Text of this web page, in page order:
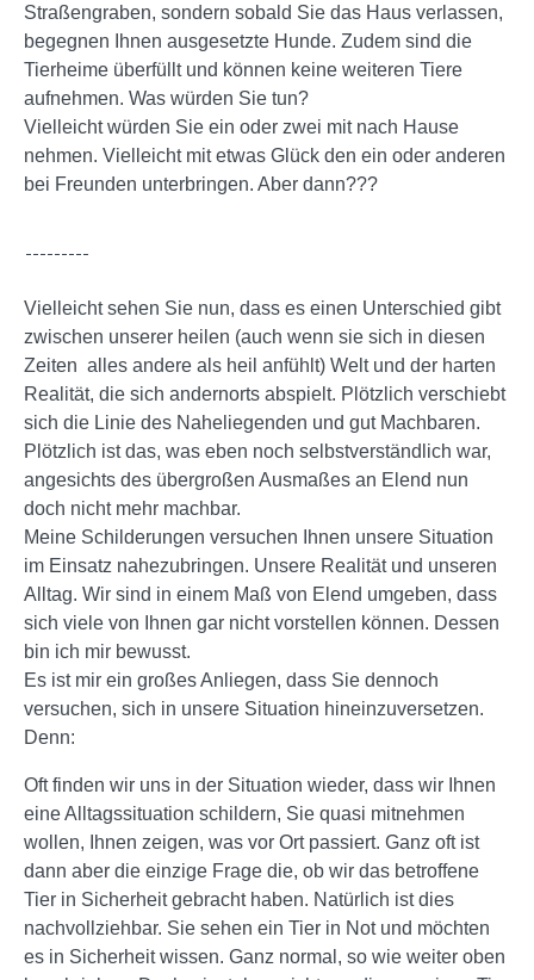
Straßengraben, sondern sobald Sie das Haus verlassen,
begegnen Ihnen ausgesetzte Hunde. Zudem sind die
Tierheime überfüllt und können keine weiteren Tiere
aufnehmen. Was würden Sie tun?
Vielleicht würden Sie ein oder zwei mit nach Hause
nehmen. Vielleicht mit etwas Glück den ein oder anderen
bei Freunden unterbringen. Aber dann???
Vielleicht sehen Sie nun, dass es einen Unterschied gibt
zwischen unserer heilen (auch wenn sie sich in diesen
Zeiten alles andere als heil anfühlt) Welt und der harten
Realität, die sich andernorts abspielt. Plötzlich verschiebt
sich die Linie des Naheliegenden und gut Machbaren.
Plötzlich ist das, was eben noch selbstverständlich war,
angesichts des übergroßen Ausmaßes an Elend nun
doch nicht mehr machbar.
Meine Schilderungen versuchen Ihnen unsere Situation
im Einsatz nahezubringen. Unsere Realität und unseren
Alltag. Wir sind in einem Maß von Elend umgeben, dass
sich viele von Ihnen gar nicht vorstellen können. Dessen
bin ich mir bewusst.
Es ist mir ein großes Anliegen, dass Sie dennoch
versuchen, sich in unsere Situation hineinzuversetzen.
Denn:
Oft finden wir uns in der Situation wieder, dass wir Ihnen
eine Alltagssituation schildern, Sie quasi mitnehmen
wollen, Ihnen zeigen, was vor Ort passiert. Ganz oft ist
dann aber die einzige Frage die, ob wir das betroffene
Tier in Sicherheit gebracht haben. Natürlich ist dies
nachvollziehbar. Sie sehen ein Tier in Not und möchten
es in Sicherheit wissen. Ganz normal, so wie weiter oben